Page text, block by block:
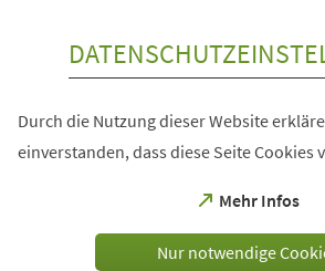
Durch die Nutzung dieser Website
einverstanden, dass diese Seite Cookies
Mehr Infos
(Öffnet
einem
Nur notwendige